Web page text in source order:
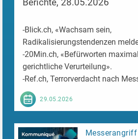
Berichte, 28.05.2026
-Blick.ch, «Wachsam sein,
Radikalisierungstendenzen
-20Min.ch, «Befürworten
gerichtliche Verurteilung».
-Ref.ch, Terrorverdacht nach
29.05.2026